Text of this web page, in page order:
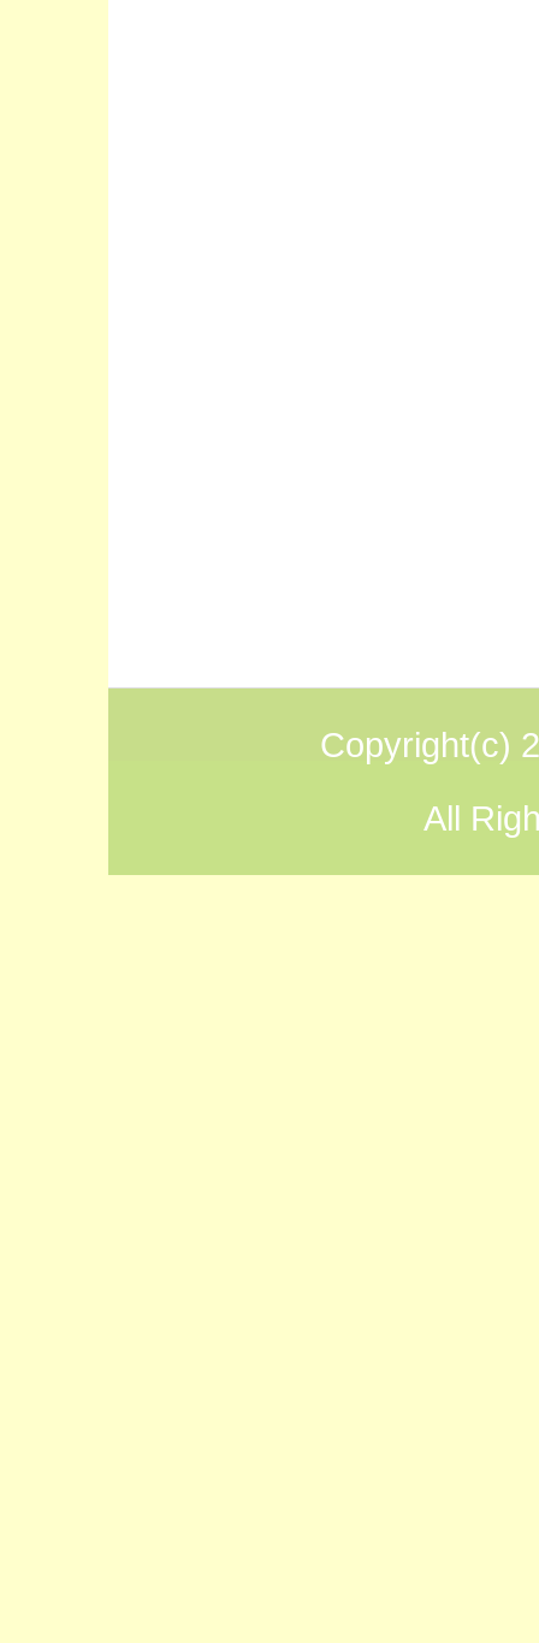
Copyright(c)
All